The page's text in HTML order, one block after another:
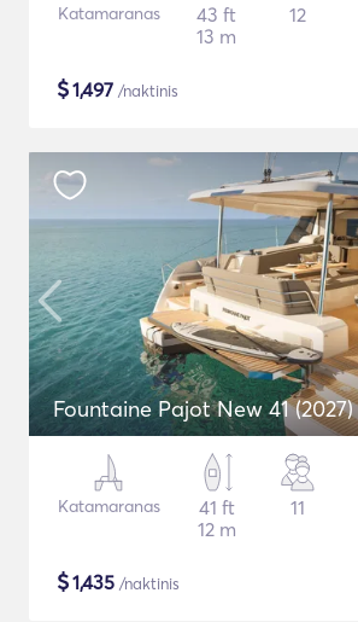
Katamaranas
43 ft
13 m
12
$1,497 /naktinis
Fountaine Pajot New 41 (2027)
Katamaranas
41 ft
12 m
11
$1,435 /naktinis